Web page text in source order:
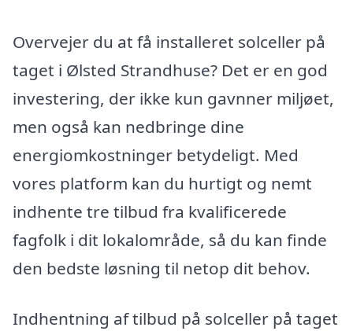
Overvejer du at få installeret solceller på
taget i Ølsted Strandhuse? Det er en god
investering, der ikke kun gavnner miljøet,
men også kan nedbringe dine
energiomkostninger betydeligt. Med
vores platform kan du hurtigt og nemt
indhente tre tilbud fra kvalificerede
fagfolk i dit lokalområde, så du kan finde
den bedste løsning til netop dit behov.
Indhentning af tilbud på solceller på taget